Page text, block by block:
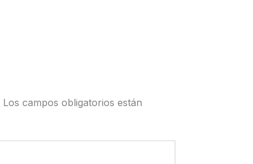
Los campos obligatorios están